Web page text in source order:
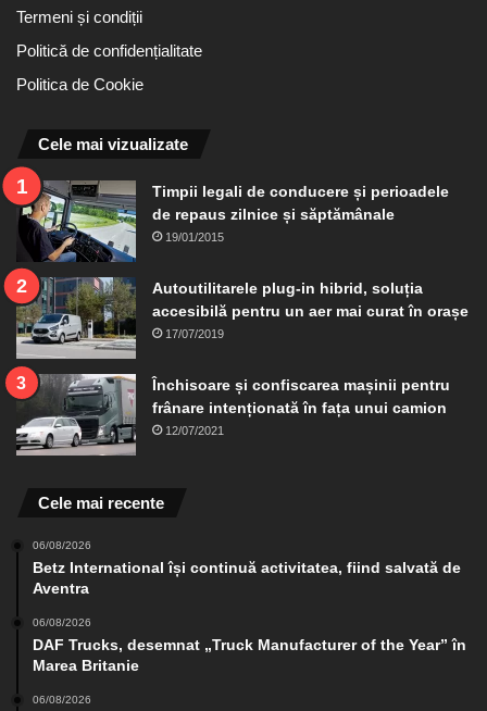
Termeni și condiții
Politică de confidențialitate
Politica de Cookie
Cele mai vizualizate
Timpii legali de conducere și perioadele
de repaus zilnice și săptămânale
19/01/2015
Autoutilitarele plug-in hibrid, soluția
accesibilă pentru un aer mai curat în orașe
17/07/2019
Închisoare și confiscarea mașinii pentru
frânare intenționată în fața unui camion
12/07/2021
Cele mai recente
06/08/2026
Betz International își continuă activitatea, fiind salvată de
Aventra
06/08/2026
DAF Trucks, desemnat „Truck Manufacturer of the Year” în
Marea Britanie
06/08/2026